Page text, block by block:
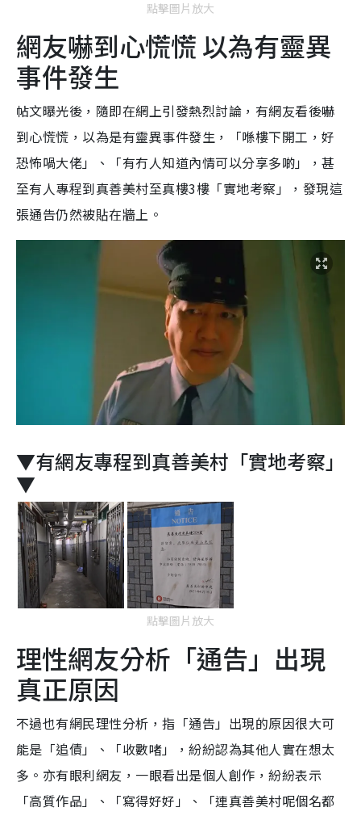
點擊圖片放大
網友嚇到心慌慌 以為有靈異
事件發生
帖文曝光後，隨即在網上引發熱烈討論，有網友看後嚇
到心慌慌，以為是有靈異事件發生，「喺樓下開工，好
恐怖喎大佬」、「有冇人知道內情可以分享多啲」，甚
至有人專程到真善美村至真樓3樓「實地考察」，發現這
張通告仍然被貼在牆上。
▼有網友專程到真善美村「實地考察」
▼
點擊圖片放大
理性網友分析「通告」出現
真正原因
不過也有網民理性分析，指「通告」出現的原因很大可
能是「追債」、「收數啫」，紛紛認為其他人實在想太
多。亦有眼利網友，一眼看出是個人創作，紛紛表示
「高質作品」、「寫得好好」、「連真善美村呢個名都